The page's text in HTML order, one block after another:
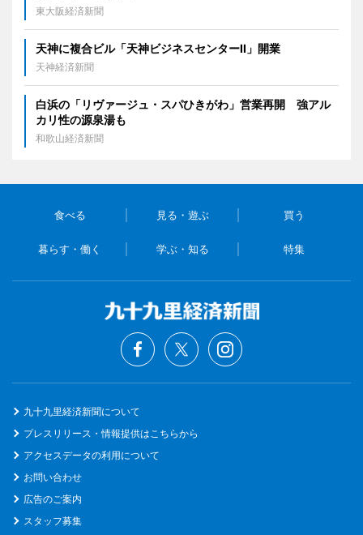
東大阪経済新聞
天神に複合ビル「天神ビジネスセンターII」開業
天神経済新聞
白浜の「リヴァージュ・スパひきがわ」営業再開 強アル
カリ性の源泉湯も
和歌山経済新聞
食べる 見る・遊ぶ 買う
暮らす・働く 学ぶ・知る 特集
九十九里経済新聞について
プレスリリース・情報提供はこちらから
アクセスデータの利用について
お問い合わせ
広告のご案内
スタッフ募集